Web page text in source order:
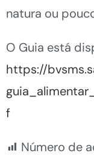
natura ou
O Guia está
https://
f
Número de